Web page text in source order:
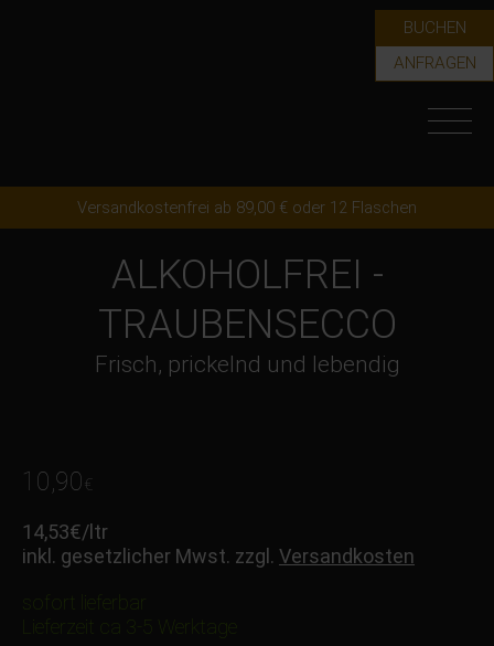
BUCHEN
ANFRAGEN
Versandkostenfrei ab 89,00 € oder 12 Flaschen
ALKOHOLFREI -
TRAUBENSECCO
Frisch, prickelnd und lebendig
10,90 €
14,53€/ltr
inkl. gesetzlicher Mwst. zzgl. Versandkosten
sofort lieferbar
Lieferzeit ca 3-5 Werktage